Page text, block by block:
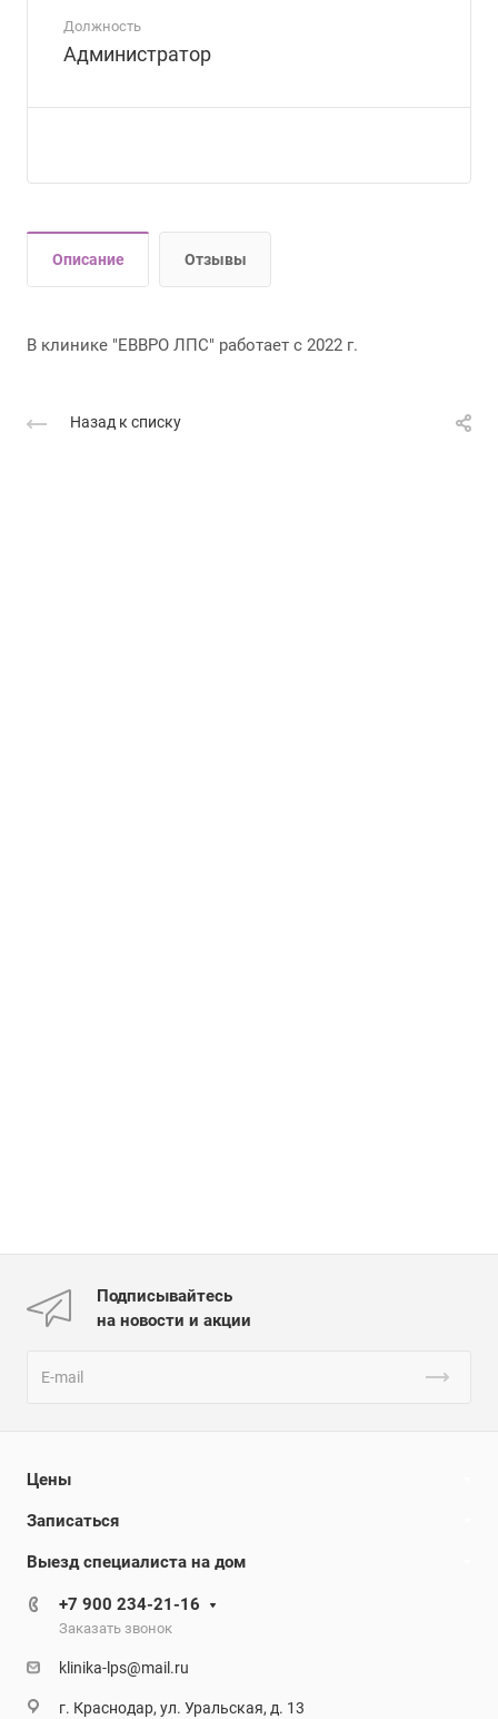
Должность
Администратор
Описание Отзывы
В клинике "ЕВВРО ЛПС" работает с 2022 г.
Назад к списку
Подписывайтесь
на новости и акции
Цены
Записаться
Выезд специалиста на дом
+7 900 234-21-16
Заказать звонок
klinika-lps@mail.ru
г. Краснодар, ул. Уральская, д. 13